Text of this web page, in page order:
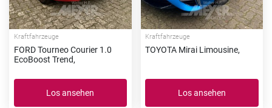
Kraftfahrzeuge
FORD Tourneo Courier 1.0
EcoBoost Trend,
Los ansehen
Kraftfahrzeuge
TOYOTA Mirai Limousine,
Los ansehen